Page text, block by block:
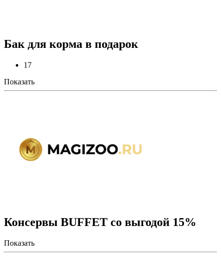
Бак для корма в подарок
17
Показать
Консервы BUFFET со выгодой 15%
Показать